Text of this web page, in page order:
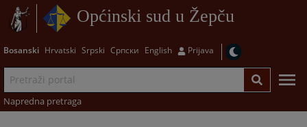
Općinski sud u Žepču
Bosanski Hrvatski Srpski Српски English Prijava
Napredna pretraga